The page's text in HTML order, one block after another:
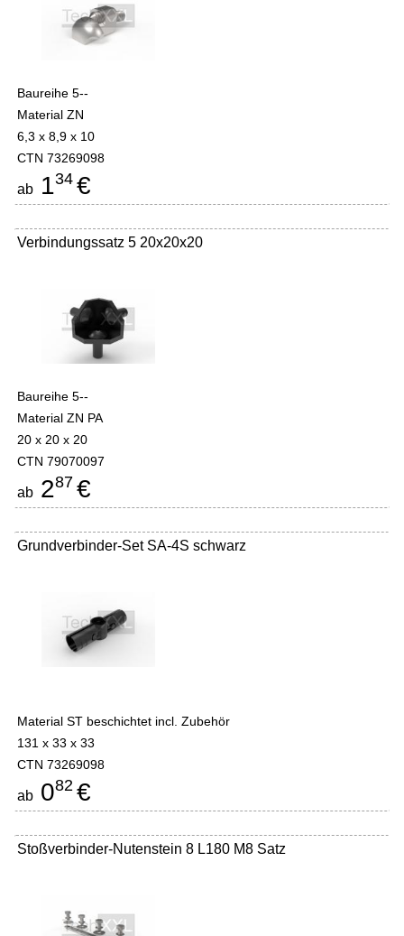
Baureihe 5--
Material ZN
6,3 x 8,9 x 10
CTN 73269098
ab 134 €
Verbindungssatz 5 20x20x20
Baureihe 5--
Material ZN PA
20 x 20 x 20
CTN 79070097
ab 287 €
Grundverbinder-Set SA-4S schwarz
Material ST beschichtet incl. Zubehör
131 x 33 x 33
CTN 73269098
ab 082 €
Stoßverbinder-Nutenstein 8 L180 M8 Satz